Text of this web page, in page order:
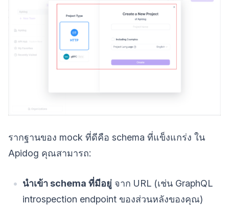
รากฐานของ mock ที่ดีคือ schema ที่แข็งแกร่ง ใน
Apidog คุณสามารถ:
นำเข้า schema ที่มีอยู่ จาก URL (เช่น GraphQL
introspection endpoint ของส่วนหลังของคุณ)